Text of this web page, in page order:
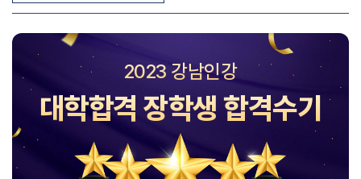
2023 강남인강
대학합격 장학생 합격수기